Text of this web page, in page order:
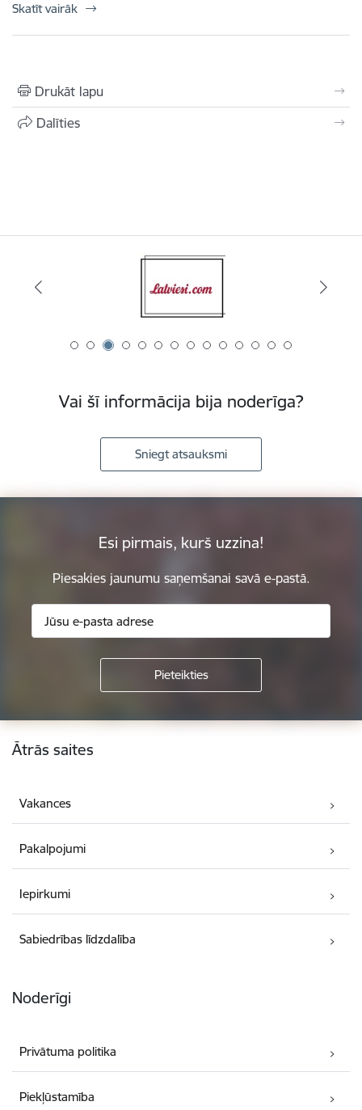
Skatīt vairāk
Drukāt lapu
Dalīties
Vai šī informācija bija noderīga?
Sniegt atsauksmi
Esi pirmais, kurš uzzina!
Piesakies jaunumu saņemšanai savā e-pastā.
Kājene
Ātrās saites
Vakances
Pakalpojumi
Iepirkumi
Sabiedrības līdzdalība
Noderīgi
Privātuma politika
Piekļūstamība